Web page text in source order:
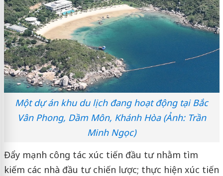
Một dự án khu du lịch đang hoạt động tại Bắc
Vân Phong, Dầm Môn, Khánh Hòa (Ảnh: Trần
Minh Ngọc)
Đẩy mạnh công tác xúc tiến đầu tư nhằm tìm
kiếm các nhà đầu tư chiến lược; thực hiện xúc tiến